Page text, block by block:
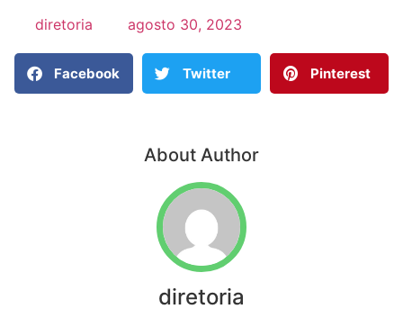
About Author
diretoria
diretoria agosto 30, 2023
Facebook Twitter Pinterest